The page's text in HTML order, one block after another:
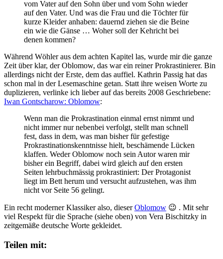
vom Vater auf den Sohn über und vom Sohn wieder
auf den Vater. Und was die Frau und die Töchter für
kurze Kleider anhaben: dauernd ziehen sie die Beine
ein wie die Gänse … Woher soll der Kehricht bei
denen kommen?
Während Wöhler aus dem achten Kapitel las, wurde mir die ganze
Zeit über klar, der Oblomow, das war ein reiner Prokrastinierer. Bin
allerdings nicht der Erste, dem das auffiel. Kathrin Passig hat das
schon mal in der Lesemaschine getan. Statt ihre weisen Worte zu
duplizieren, verlinke ich lieber auf das bereits 2008 Geschriebene:
Iwan Gontscharow: Oblomow:
Wenn man die Prokrastination einmal ernst nimmt und
nicht immer nur nebenbei verfolgt, stellt man schnell
fest, dass in dem, was man bisher für gefestige
Prokrastinationskenntnisse hielt, beschämende Lücken
klaffen. Weder Oblomow noch sein Autor waren mir
bisher ein Begriff, dabei wird gleich auf den ersten
Seiten lehrbuchmässig prokrastiniert: Der Protagonist
liegt im Bett herum und versucht aufzustehen, was ihm
nicht vor Seite 56 gelingt.
Ein recht moderner Klassiker also, dieserOblomow 😉 . Mit sehr
viel Respekt für die Sprache (siehe oben) von Vera Bischitzky in
zeitgemäße deutsche Worte gekleidet.
Teilen mit: